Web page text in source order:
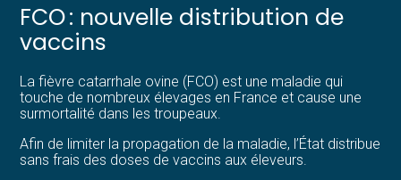
Structurer votre croissance
Être prêt pour la facturation
électronique
FCO : nouvelle distribution de
vaccins
La fièvre catarrhale ovine (FCO) est une maladie qui
touche de nombreux élevages en France et cause une
surmortalité dans les troupeaux.
Afin de limiter la propagation de la maladie, l’État distribue
sans frais des doses de vaccins aux éleveurs.